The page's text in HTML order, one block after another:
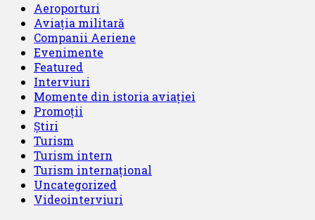
Aeroporturi
Aviația militară
Companii Aeriene
Evenimente
Featured
Interviuri
Momente din istoria aviației
Promoții
Știri
Turism
Turism intern
Turism internațional
Uncategorized
Videointerviuri